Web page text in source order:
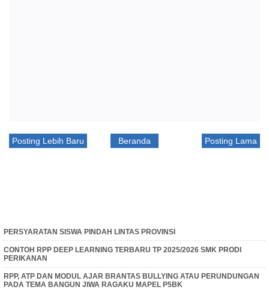
Posting Lebih Baru Posting Lama
Beranda
PERSYARATAN SISWA PINDAH LINTAS PROVINSI
CONTOH RPP DEEP LEARNING TERBARU TP 2025/2026 SMK PRODI
PERIKANAN
RPP, ATP DAN MODUL AJAR BRANTAS BULLYING ATAU PERUNDUNGAN
PADA TEMA BANGUN JIWA RAGAKU MAPEL P5BK